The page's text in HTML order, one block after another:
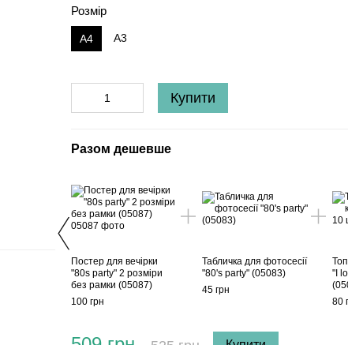
Розмір
A4 A3
Купити
Разом дешевше
Постер для вечірки
"80s party" 2 розміри
без рамки (05087)
100 грн
Табличка для фотосесії
"80's party" (05083)
45 грн
"I
80